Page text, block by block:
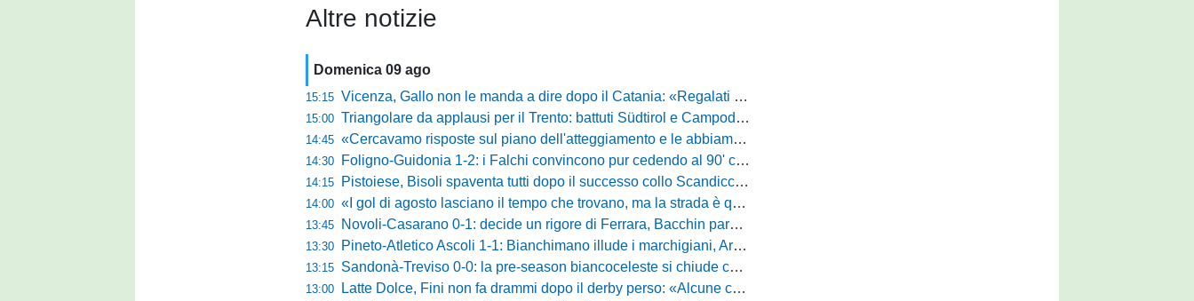
Altre notizie
Domenica 09 ago
15:15 Vicenza, Gallo non le manda a dire dopo il Catania: «Regalati troppi palloni, Claiton ha calciato un pessimo rigore»
15:00 Triangolare da applausi per il Trento: battuti Südtirol e Campodarsego, Tabbiani sorride
14:45 «Cercavamo risposte sul piano dell'atteggiamento e le abbiamo avute»: Bernardini promuove i suoi e lancia la sfida al Taranto
14:30 Foligno-Guidonia 1-2: i Falchi convincono pur cedendo al 90' contro i laziali
14:15 Pistoiese, Bisoli spaventa tutti dopo il successo collo Scandicci: «Non possiamo fare un secondo tempo così, solo una cosa viene prima di questa maglia»
14:00 «I gol di agosto lasciano il tempo che trovano, ma la strada è quella giusta»: Alma fa volare la Reggina e carica l'ambiente
13:45 Novoli-Casarano 0-1: decide un rigore di Ferrara, Bacchin para un penalty nel primo tempo
13:30 Pineto-Atletico Ascoli 1-1: Bianchimano illude i marchigiani, Ardizzone salva i biancazzurri nel finale
13:15 Sandonà-Treviso 0-0: la pre-season biancoceleste si chiude con un pareggio senza reti
13:00 Latte Dolce, Fini non fa drammi dopo il derby perso: «Alcune cose non mi sono piaciute, ma siamo sulla strada giusta»